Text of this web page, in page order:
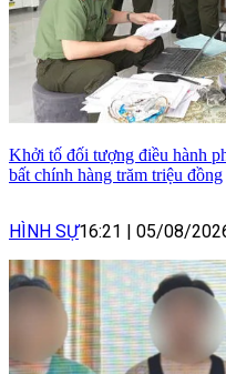
Khởi tố đối tượng điều hành
bất chính hàng trăm triệu đồng
HÌNH SỰ16:21 | 05/08/